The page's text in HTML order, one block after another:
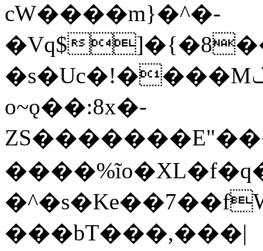
cW����m}�^�-
�Vq$
�s�Uc�!����Mݢ������z�
o~ǫ��:8x�-
���bT���,���|